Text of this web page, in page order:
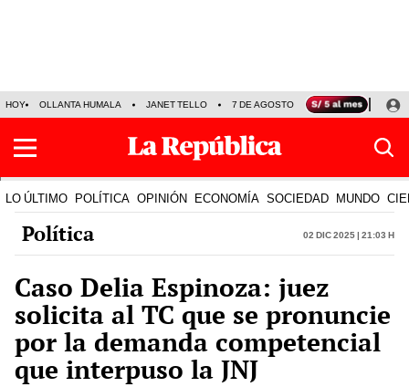
HOY OLLANTA HUMALA JANET TELLO 7 DE AGOSTO TINKA RESULTADOS
LO ÚLTIMO POLÍTICA OPINIÓN ECONOMÍA SOCIEDAD MUNDO
Política 02 Dic 2025 | 21:03 h
Caso Delia Espinoza: juez
solicita al TC que se pronuncie
por la demanda competencial
que interpuso la JNJ